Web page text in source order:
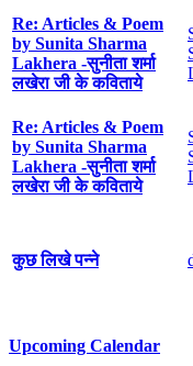
Re: Articles & Poem
by Sunita Sharma
Lakhera -सुनीता शर्मा
लखेरा जी के कविताये
Re: Articles & Poem
by Sunita Sharma
Lakhera -सुनीता शर्मा
लखेरा जी के कविताये
कुछ लिखे पन्ने
Upcoming Calendar